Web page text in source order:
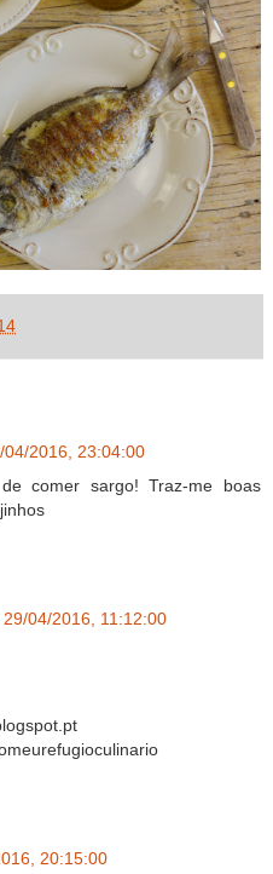
04/2016, 23:04:00
comer sargo! Traz-me boas
29/04/2016, 11:12:00
20:15:00